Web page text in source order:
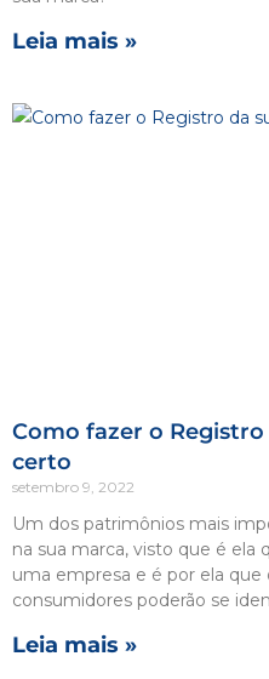
Leia mais »
Como fazer o
certo
setembro 9, 2022
Um dos patrimônios mais
na sua marca, visto que é ela
uma empresa e é por ela que
consumidores poderão se
Leia mais »